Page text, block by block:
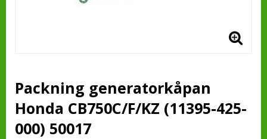
Packning generatorkåpan
Honda CB750C/F/KZ (11395-425-
000) 50017